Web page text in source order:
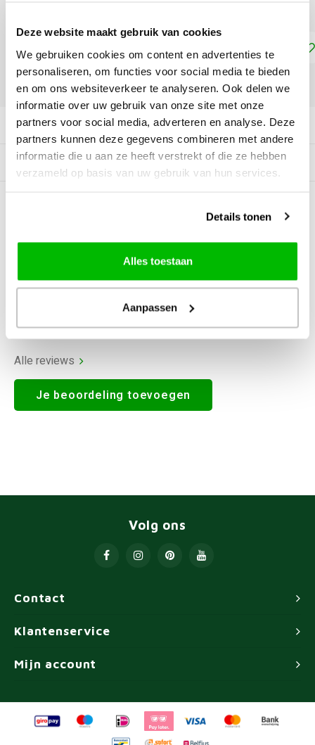
Deze website maakt gebruik van cookies
We gebruiken cookies om content en advertenties te
personaliseren, om functies voor social media te bieden
en om ons websiteverkeer te analyseren. Ook delen we
informatie over uw gebruik van onze site met onze
partners voor social media, adverteren en analyse. Deze
partners kunnen deze gegevens combineren met andere
informatie die u aan ze heeft verstrekt of die ze hebben
verzameld op basis van uw gebruik van hun services.
Details tonen
Alles toestaan
Aanpassen
Toevoegen aan winkelwagen
DELEN:
Productomschrijving
Gerelateerde producten
0Reviews
Alle reviews
Je beoordeling toevoegen
Contact
Volg ons
Klantenservice
Mijn account